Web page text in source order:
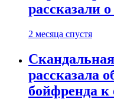
рассказали
2 месяца спустя
рассказала
бойфренда к